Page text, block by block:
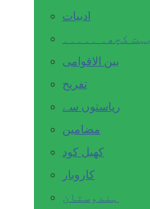
ادبیات
بہت کچھ۔ ۔۔۔۔۔
بین الاقوامی
تفریح
ریاستوں سے
مضامین
کھیل کود
کاروبار
ہندوستان